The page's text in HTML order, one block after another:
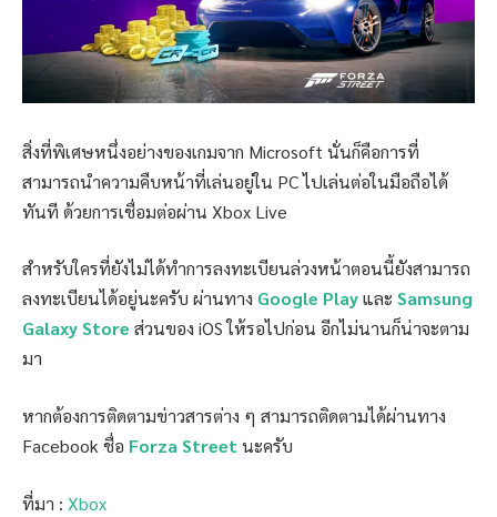
สิ่งที่พิเศษหนึ่งอย่างของเกมจาก Microsoft นั่นก็คือการที่
สามารถนำความคืบหน้าที่เล่นอยู่ใน PC ไปเล่นต่อในมือถือได้
ทันที ด้วยการเชื่อมต่อผ่าน Xbox Live
สำหรับใครที่ยังไม่ได้ทำการลงทะเบียนล่วงหน้าตอนนี้ยังสามารถ
ลงทะเบียนได้อยู่นะครับ ผ่านทาง Google Playและ Samsung
Galaxy Store ส่วนของ iOS ให้รอไปก่อน อีกไม่นานก็น่าจะตาม
มา
หากต้องการติดตามข่าวสารต่าง ๆ สามารถติดตามได้ผ่านทาง
Facebook ชื่อ Forza Street นะครับ
ที่มา : Xbox